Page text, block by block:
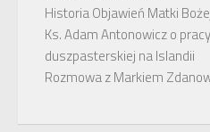
Historia Objawień Matki
Ks. Adam Antonowicz o pracy
duszpasterskiej na Islandii
Rozmowa z Markiem